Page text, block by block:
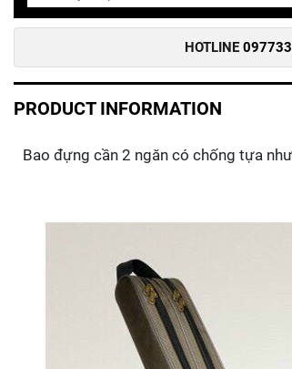
HOTLINE
PRODUCT INFORMATION
Bao đựng cần 2 ngăn có chống tựa